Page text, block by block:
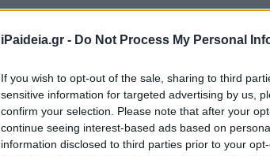
iPaideia.gr - Do Not Process My Personal
If you wish to opt-out of the sale, sharing to third
sensitive information for targeted advertising by us,
confirm your selection. Please note that after your
continue seeing interest-based ads based on
information disclosed to third parties prior to your